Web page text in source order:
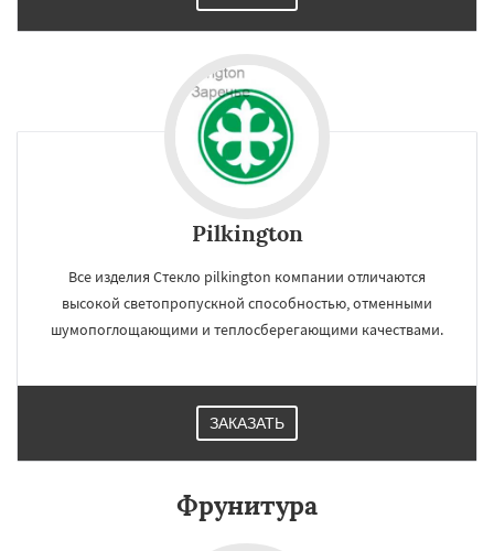
×
Измайлово Икша
Pilkington
Все изделия Стекло pilkington компании отличаются
высокой светопропускной способностью, отменными
шумопоглощающими и теплосберегающими качествами.
ЗАКАЗАТЬ
Фрунитура
УЗНАТЬ ПОДРОБНЕЕ ×